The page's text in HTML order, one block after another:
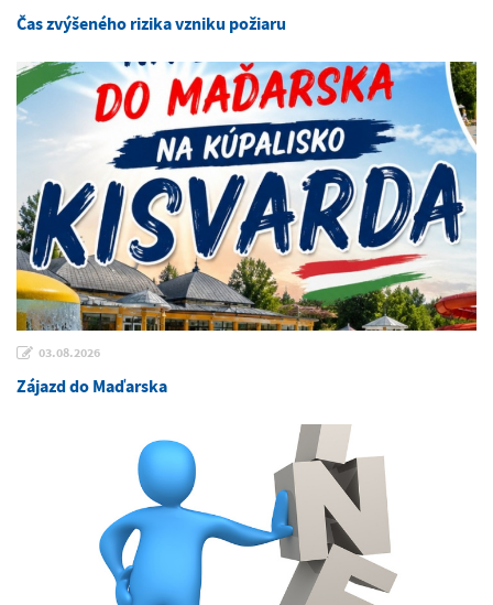
Čas zvýšeného rizika vzniku požiaru
03.08.2026
Zájazd do Maďarska